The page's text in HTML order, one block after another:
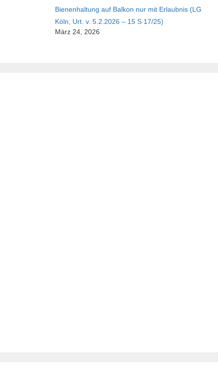
Bienenhaltung auf Balkon nur mit Erlaubnis (LG
Köln, Urt. v. 5.2.2026 – 15 S 17/25)
März 24, 2026